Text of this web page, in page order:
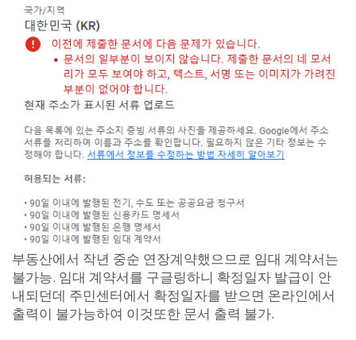
부동산에서 작년 중순 연장계약했으므로 임대 계약서는
불가능. 임대 계약서를 구글링하니 확정일자 발급이 안
내되던데 주민센터에서 확정일자를 받으면 온라인에서
출력이 불가능하여 이것또한 문서 출력 불가.